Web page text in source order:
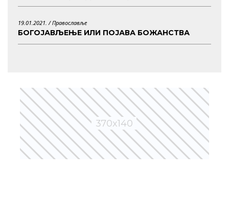
19.01.2021. /Православље
БОГОЈАВЉЕЊЕ ИЛИ ПОЈАВА БОЖАНСТВА